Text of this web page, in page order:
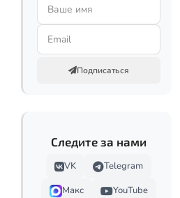
Подписаться
Следите за нами
VK
Telegram
Макс
YouTube